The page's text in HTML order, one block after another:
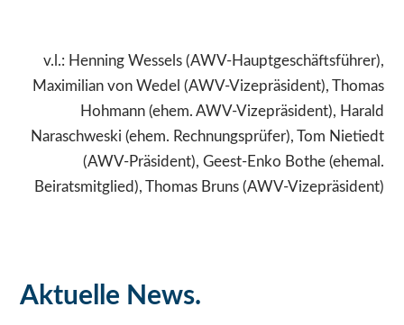
v.l.: Henning Wessels (AWV-Hauptgeschäftsführer),
Maximilian von Wedel (AWV-Vizepräsident), Thomas
Hohmann (ehem. AWV-Vizepräsident), Harald
Naraschweski (ehem. Rechnungsprüfer), Tom Nietiedt
(AWV-Präsident), Geest-Enko Bothe (ehemal.
Beiratsmitglied), Thomas Bruns (AWV-Vizepräsident)
Aktuelle News.